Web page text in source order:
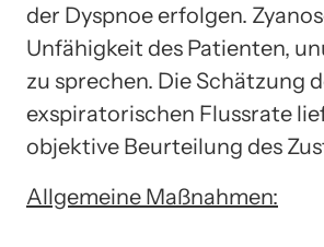
der Dyspnoe erfolgen.
Unfähigkeit des Patienten,
zu sprechen. Die Schätzung
exspiratorischen Flussrate
objektive Beurteilung des
Allgemeine Maßnahmen: